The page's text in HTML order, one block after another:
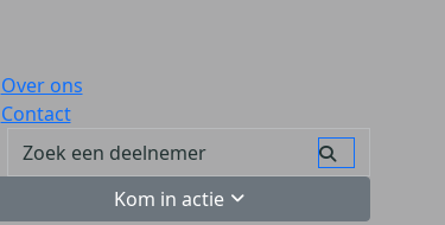
Over ons
Contact
Kom in actie